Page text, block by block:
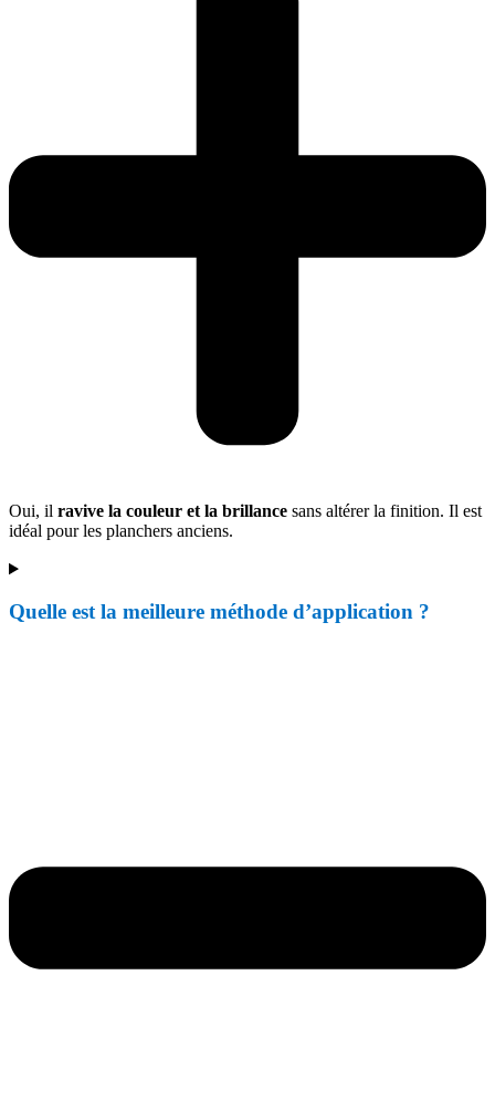
Oui, il ravive la couleur et la brillance sans altérer la finition. Il est
idéal pour les planchers anciens.
Quelle est la meilleure méthode d’application ?